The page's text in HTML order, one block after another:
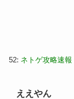
52: ネトゲ攻略速報
ええやん